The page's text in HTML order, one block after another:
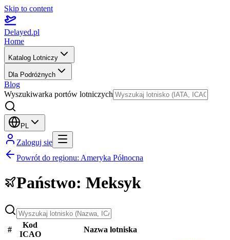
Skip to content
Delayed.pl
Home
Katalog Lotniczy
Dla Podróżnych
Blog
Wyszukiwarka portów lotniczych
PL
Zaloguj się
Powrót do regionu: Ameryka Północna
Państwo: Meksyk
#
Kod
ICAO
Nazwa lotniska